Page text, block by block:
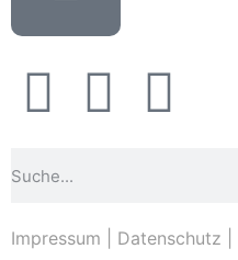
Impressum Datenschutz